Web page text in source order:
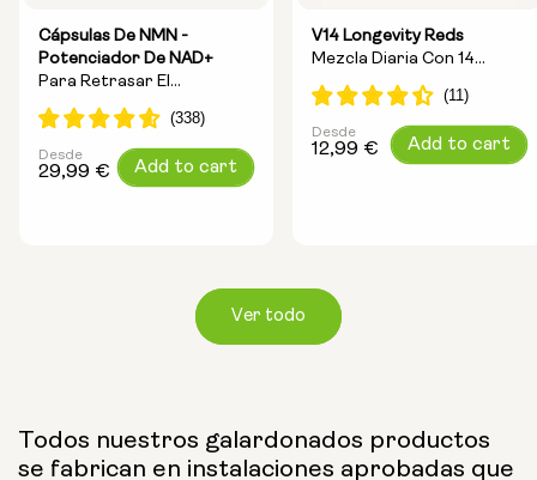
Cápsulas De NMN -
Potenciador De NAD+
Para Retrasar El
Envejecimiento Y
Aumentar La Energía
Tamaño de la cápsula:
Precio
Desde
29,99 € Add to cart
V14 Longevity Reds
Mezcla Diaria Con 14
Ingredientes Para La
Longevidad.
Precio
Desde
12,99 € Add to cart
Ver todo
Todos nuestros galardonados productos
se fabrican en instalaciones aprobadas que